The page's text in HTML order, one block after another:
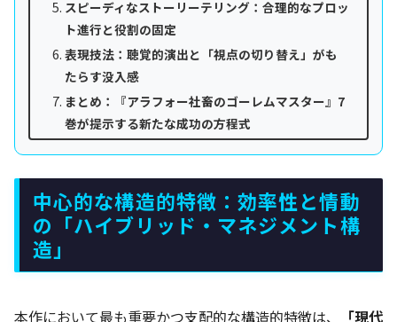
スピーディなストーリーテリング：合理的なプロッ
ト進行と役割の固定
表現技法：聴覚的演出と「視点の切り替え」がも
たらす没入感
まとめ：『アラフォー社畜のゴーレムマスター』7
巻が提示する新たな成功の方程式
中心的な構造的特徴：効率性と情動
の「ハイブリッド・マネジメント構
造」
本作において最も重要かつ支配的な構造的特徴は、 「現代